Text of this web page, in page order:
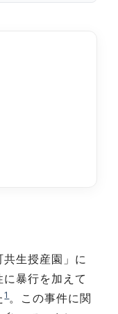
生授産園」に
暴行を加えて
1 。この事件に関